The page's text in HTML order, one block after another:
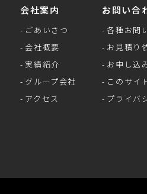
会社案内
ごあいさつ
会社概要
実績紹介
グループ会社
アクセス
お問い合
各種お問
お見積り
お申し込
このサイ
プライバ